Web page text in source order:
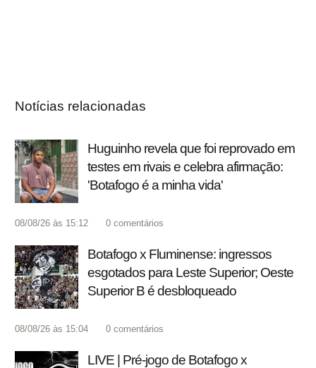
Notícias relacionadas
Huguinho revela que foi reprovado em
testes em rivais e celebra afirmação:
'Botafogo é a minha vida'
08/08/26 às 15:12 0 comentários
Botafogo x Fluminense: ingressos
esgotados para Leste Superior; Oeste
Superior B é desbloqueado
08/08/26 às 15:04 0 comentários
LIVE | Pré-jogo de Botafogo x